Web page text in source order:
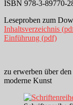
ISBN 978-3-89770-
Leseproben zum
Inhaltsverzeichnis
Einführung (pdf)
zu erwerben über den
moderne Kunst